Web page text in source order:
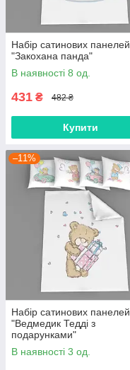
Набір сатинових панелей
"Закохана панда"
В наявності 8 од.
431 ₴ 482 ₴
Купити
–11%
Набір сатинових панелей
"Ведмедик Тедді з
подарунками"
В наявності 3 од.